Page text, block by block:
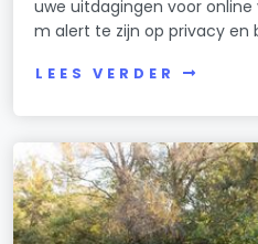
uwe uitdagingen voor online
m alert te zijn op privacy en
LEES VERDER